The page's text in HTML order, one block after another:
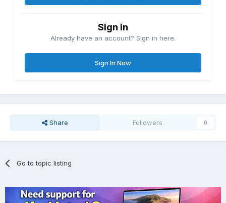
Sign in
Already have an account? Sign in here.
Sign In Now
Share Followers 0
Go to topic listing